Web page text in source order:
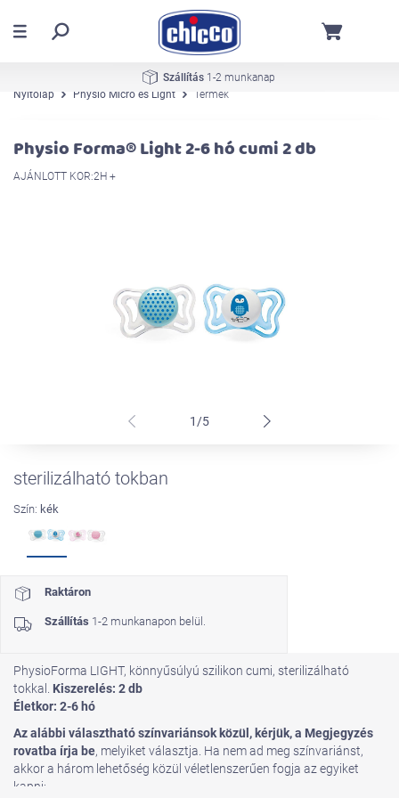
Szállítás 1-2 munkanap
Nyitólap
Physio Micro és Light Termék
Physio Forma® Light 2-6 hó cumi 2 db
AJÁNLOTT KOR:2H +
1/5
sterilizálható tokban
Szín: kék
Raktáron
Szállítás 1-2 munkanapon belül.
PhysioForma LIGHT, könnyűsúlyú szilikon cumi, sterilizálható
tokkal. Kiszerelés: 2 db
Életkor: 2-6 hó
Az alábbi választható színvariánsok közül, kérjük, a Megjegyzés
rovatba írja be, melyiket választja. Ha nem ad meg színvariánst,
akkor a három lehetőség közül véletlenszerűen fogja az egyiket
kapni: